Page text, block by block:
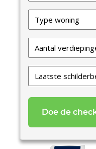
van
uw
woning
*
Verdiepingen
schilderbeurt